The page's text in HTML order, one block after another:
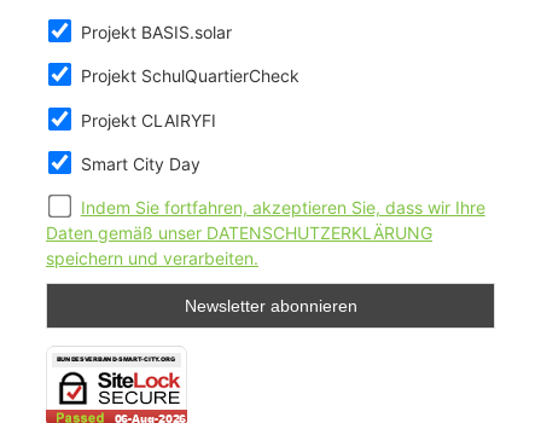
Projekt BASIS.solar
Projekt SchulQuartierCheck
Projekt CLAIRYFI
Smart City Day
Indem Sie fortfahren, akzeptieren Sie, dass wir Ihre
Daten gemäß unser DATENSCHUTZERKLÄRUNG
speichern und verarbeiten.